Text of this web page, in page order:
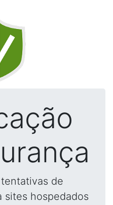
de
sites hospedados